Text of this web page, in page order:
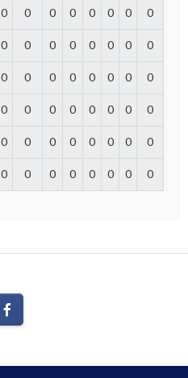
0 0 0 0 0 0 0 0
0 0 0 0 0 0 0 0
0 0 0 0 0 0 0 0
0 0 0 0 0 0 0 0
0 0 0 0 0 0 0 0
0 0 0 0 0 0 0 0